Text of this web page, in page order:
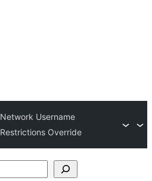
Network Username
Restrictions Override